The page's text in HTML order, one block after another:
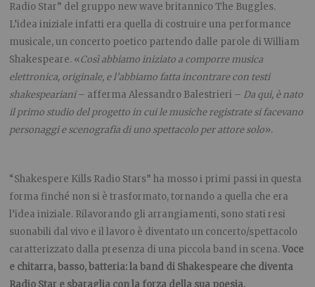
Radio Star” del gruppo new wave britannico The Buggles.
L’idea iniziale infatti era quella di costruire una performance
musicale, un concerto poetico partendo dalle parole di William
Shakespeare. «Così abbiamo iniziato a comporre musica
elettronica, originale, e l’abbiamo fatta incontrare con testi
shakespeariani– afferma Alessandro Balestrieri – Da qui, è nato
il primo studio del progetto in cui le musiche registrate si facevano
personaggi e scenografia di uno spettacolo per attore solo».
“Shakespere Kills Radio Stars” ha mosso i primi passi in questa
forma finché non si è trasformato, tornando a quella che era
l’idea iniziale. Rilavorando gli arrangiamenti, sono stati resi
suonabili dal vivo e il lavoro è diventato un concerto/spettacolo
caratterizzato dalla presenza di una piccola band in scena.Voce
e chitarra, basso, batteria: la band di Shakespeare che diventa
Radio Star e sbaraglia con la forza della sua poesia.